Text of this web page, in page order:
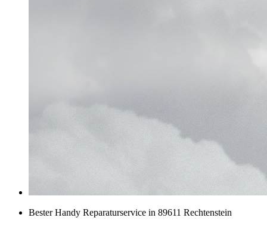
Bester Handy Reparaturservice in 89611 Rechtenstein